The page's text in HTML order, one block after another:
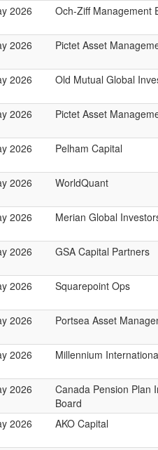
2026 Och-Ziff Management
2026 Pictet Asset
2026 Old Mutual Global
2026 Pictet Asset
2026 Pelham Capital
2026 WorldQuant
2026 Merian Global
2026 GSA Capital Partners
2026 Squarepoint Ops
2026 Portsea Asset
2026 Millennium
2026
Canada Pension Plan
Board
2026
AKO Capital